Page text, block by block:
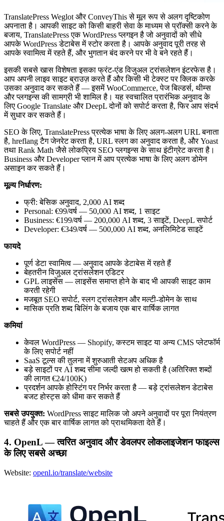
TranslatePress Weglot और ConveyThis से मूल रूप से अलग दृष्टिकोण
अपनाता है। आपकी साइट को किसी बाहरी सेवा के माध्यम से प्रॉक्सी करने के
बजाय, TranslatePress एक WordPress प्लगइन है जो अनुवादों को सीधे
आपके WordPress डेटाबेस में स्टोर करता है। आपके अनुवाद पूरी तरह से
आपके स्वामित्व में रहते हैं, और भुगतान बंद करने पर भी वे बने रहते हैं।
इसकी सबसे खास विशेषता इसका फ्रंट-एंड विजुअल ट्रांसलेशन इंटरफेस है।
आप अपनी लाइव साइट ब्राउज़ करते हैं और किसी भी टेक्स्ट पर क्लिक करके
उसका अनुवाद कर सकते हैं — इसमें WooCommerce, पेज बिल्डर्स, थीम्स
और प्लगइन्स की सामग्री भी शामिल है। यह स्वचालित प्रारंभिक अनुवाद के
लिए Google Translate और DeepL दोनों को सपोर्ट करता है, फिर आप संदर्भ
में सुधार कर सकते हैं।
SEO के लिए, TranslatePress प्रत्येक भाषा के लिए अलग-अलग URL बनाता
है, hreflang टैग जेनरेट करता है, URL स्लग का अनुवाद करता है, और Yoast
तथा Rank Math जैसे लोकप्रिय SEO प्लगइन्स के साथ इंटीग्रेट करता है।
Business और Developer प्लान में आप प्रत्येक भाषा के लिए अलग डोमेन
असाइन कर सकते हैं।
मूल्य निर्धारण:
फ्री: बेसिक अनुवाद, 2,000 AI शब्द
Personal: €99/वर्ष — 50,000 AI शब्द, 1 साइट
Business: €199/वर्ष — 200,000 AI शब्द, 3 साइटें, DeepL सपोर्ट
Developer: €349/वर्ष — 500,000 AI शब्द, अनलिमिटेड साइटें
फायदे
पूर्ण डेटा स्वामित्व — अनुवाद आपके डेटाबेस में रहते हैं
बेहतरीन विजुअल ट्रांसलेशन एडिटर
GPL लाइसेंस — लाइसेंस समाप्त होने के बाद भी आपकी साइट काम
करती रहेगी
मजबूत SEO सपोर्ट, स्लग ट्रांसलेशन और मल्टी-डोमेन के साथ
मासिक प्रति शब्द बिलिंग के बजाय एक बार वार्षिक लागत
कमियां
केवल WordPress — Shopify, कस्टम साइट या अन्य CMS प्लेटफॉर्म
के लिए सपोर्ट नहीं
SaaS टूल्स की तुलना में शुरुआती सेटअप अधिक है
बड़े साइटों पर AI शब्द सीमा जल्दी खत्म हो सकती है (अतिरिक्त शब्दों
की लागत €24/100K)
प्रदर्शन आपके होस्टिंग पर निर्भर करता है — बड़े ट्रांसलेशन डेटाबेस
बजट होस्ट्स को धीमा कर सकते हैं
सबसे उपयुक्त: WordPress साइट मालिक जो अपने अनुवादों पर पूरा नियंत्रण
चाहते हैं और एक बार वार्षिक लागत को प्राथमिकता देते हैं।
4. OpenL — त्वरित अनुवाद और डेवलपर लोकलाइजेशन फाइल्स
के लिए सबसे अच्छा
Website: openl.io/translate/website